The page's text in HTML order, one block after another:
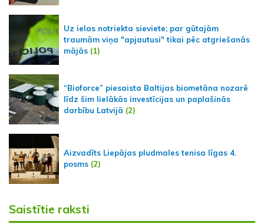
Uz ielas notriekta sieviete; par gūtajām
traumām viņa "apjautusi" tikai pēc atgriešanās
mājās (1)
“Bioforce” piesaista Baltijas biometāna nozarē
līdz šim lielākās investīcijas un paplašinās
darbību Latvijā (2)
Aizvadīts Liepājas pludmales tenisa līgas 4.
posms (2)
Saistītie raksti